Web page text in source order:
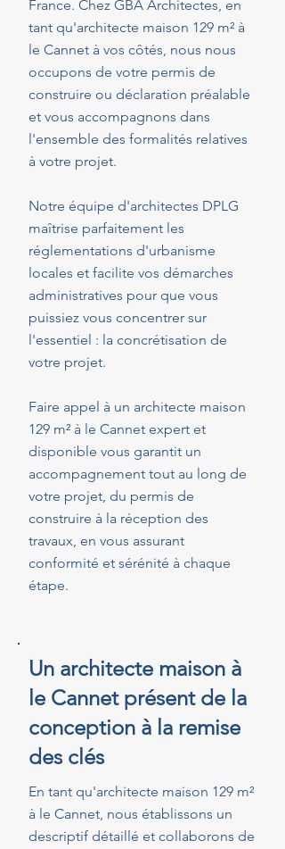
France. Chez GBA Architectes, en
tant qu'architecte maison 129 m² à
le Cannet à vos côtés, nous nous
occupons de votre permis de
construire ou déclaration préalable
et vous accompagnons dans
l'ensemble des formalités relatives
à votre projet.
Notre équipe d'architectes DPLG
maîtrise parfaitement les
réglementations d'urbanisme
locales et facilite vos démarches
administratives pour que vous
puissiez vous concentrer sur
l'essentiel : la concrétisation de
votre projet.
Faire appel à un architecte maison
129 m² à le Cannet expert et
disponible vous garantit un
accompagnement tout au long de
votre projet, du permis de
construire à la réception des
travaux, en vous assurant
conformité et sérénité à chaque
étape.
Un architecte maison à
le Cannet présent de la
conception à la remise
des clés
En tant qu'architecte maison 129 m²
à le Cannet, nous établissons un
descriptif détaillé et collaborons de